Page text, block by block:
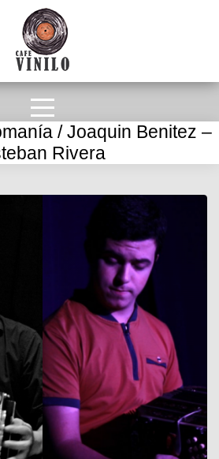
/ Joaquin Benitez –
Rivera